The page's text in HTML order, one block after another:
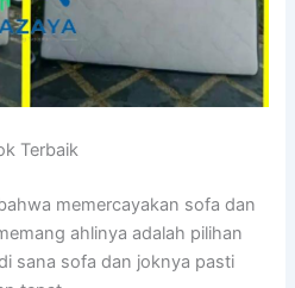
Terbaik
memercayakan sofa dаn
ahlinya аdаlаh pilihan
ѕаnа sofa dаn joknya раѕtі